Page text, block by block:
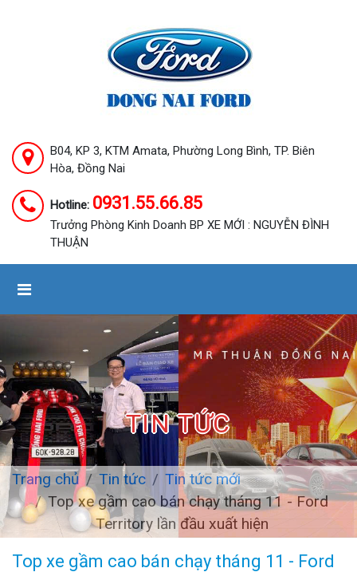
B04, KP 3, KTM Amata, Phường Long Bình, TP. Biên
Hòa, Đồng Nai
Hotline: 0931.55.66.85
Trưởng Phòng Kinh Doanh BP XE MỚI : NGUYỄN ĐÌNH
THUẬN
TIN TỨC
Trang chủ Tin tức
Tin tức mới
Top xe gầm cao bán chạy tháng 11 - Ford
Territory lần đầu xuất hiện
Top xe gầm cao bán chạy tháng 11 - Ford